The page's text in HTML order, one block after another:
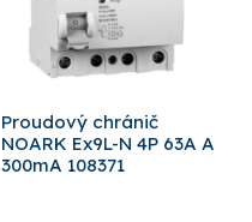
Proudový chránič
NOARK Ex9L-N 4P 63A A
300mA 108371